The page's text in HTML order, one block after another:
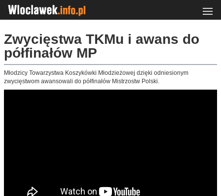
Zwycięstwa TKMu i awans do
półfinałów MP
Młodzicy Towarzystwa Koszykówki Młodzieżowej dzięki odniesionym
zwycięstwom awansowali do półfinałów Mistrzostw Polski.